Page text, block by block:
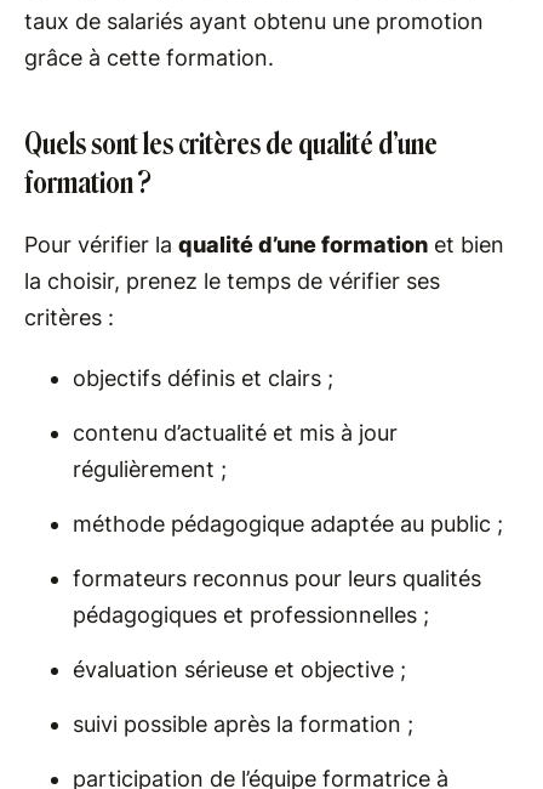
taux de salariés ayant obtenu une promotion
grâce à cette formation.
Quels sont les critères de qualité d’une
formation ?
Pour vérifier la qualité d’une formation et bien
la choisir, prenez le temps de vérifier ses
critères :
objectifs définis et clairs ;
contenu d’actualité et mis à jour
régulièrement ;
méthode pédagogique adaptée au public ;
formateurs reconnus pour leurs qualités
pédagogiques et professionnelles ;
évaluation sérieuse et objective ;
suivi possible après la formation ;
participation de l’équipe formatrice à